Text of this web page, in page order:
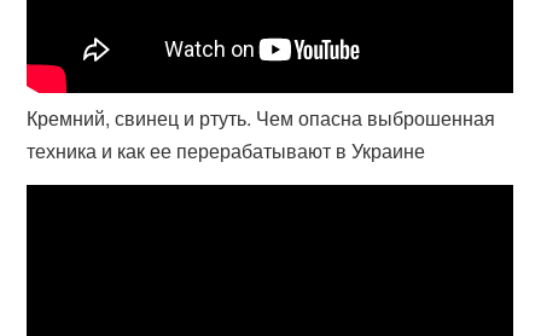
Кремний, свинец и ртуть. Чем опасна выброшенная
техника и как ее перерабатывают в Украине